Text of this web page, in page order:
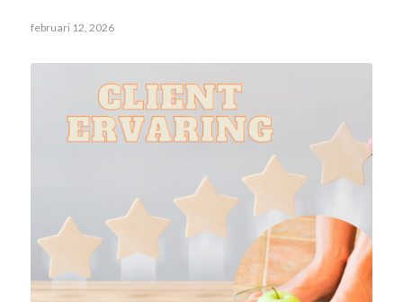
februari 12, 2026